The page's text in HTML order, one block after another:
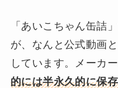
「あいこちゃん缶詰
が、なんと公式動画
しています。メーカ
的には半永久的に保